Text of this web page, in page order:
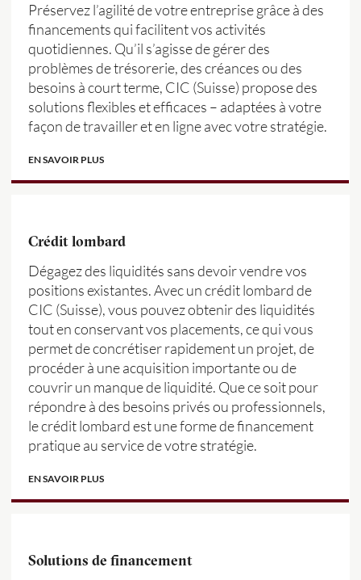
Préservez l’agilité de votre entreprise grâce à des
financements qui facilitent vos activités
quotidiennes. Qu’il s’agisse de gérer des
problèmes de trésorerie, des créances ou des
besoins à court terme, CIC (Suisse) propose des
solutions flexibles et efficaces – adaptées à votre
façon de travailler et en ligne avec votre stratégie.
EN SAVOIR PLUS
Crédit lombard
Dégagez des liquidités sans devoir vendre vos
positions existantes. Avec un crédit lombard de
CIC (Suisse), vous pouvez obtenir des liquidités
tout en conservant vos placements, ce qui vous
permet de concrétiser rapidement un projet, de
procéder à une acquisition importante ou de
couvrir un manque de liquidité. Que ce soit pour
répondre à des besoins privés ou professionnels,
le crédit lombard est une forme de financement
pratique au service de votre stratégie.
EN SAVOIR PLUS
Solutions de financement